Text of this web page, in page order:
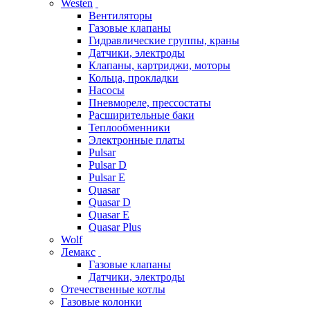
Westen
Вентиляторы
Газовые клапаны
Гидравлические группы, краны
Датчики, электроды
Клапаны, картриджи, моторы
Кольца, прокладки
Насосы
Пневмореле, прессостаты
Расширительные баки
Теплообменники
Электронные платы
Pulsar
Pulsar D
Pulsar E
Quasar
Quasar D
Quasar E
Quasar Plus
Wolf
Лемакс
Газовые клапаны
Датчики, электроды
Отечественные котлы
Газовые колонки